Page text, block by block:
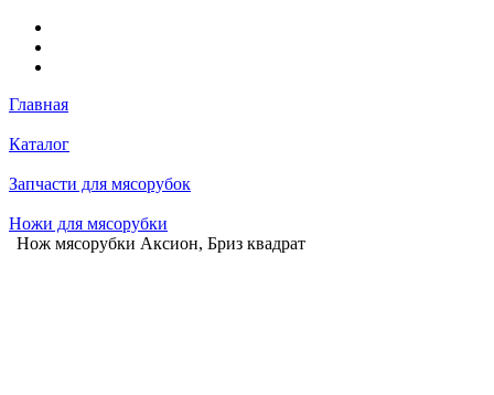
Главная
Каталог
Запчасти для мясорубок
Ножи для мясорубки
Нож мясорубки Аксион, Бриз квадрат